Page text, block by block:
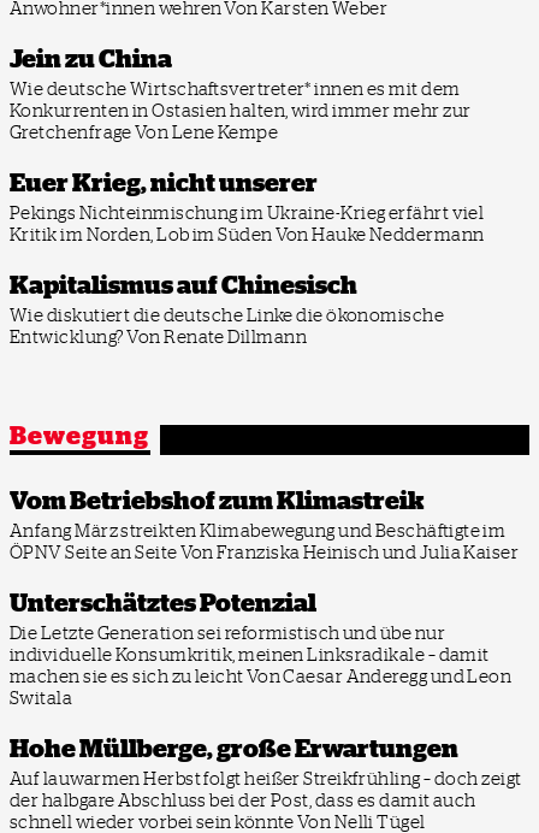
Anwohner*innen wehren Von Karsten Weber
Jein zu China
Wie deutsche Wirtschaftsvertreter* innen es mit dem
Konkurrenten in Ostasien halten, wird immer mehr zur
GretchenfrageVon Lene Kempe
Euer Krieg, nicht unserer
Pekings Nichteinmischung im Ukraine-Krieg erfährt viel
Kritik im Norden, Lob im Süden Von Hauke Neddermann
Kapitalismus auf Chinesisch
Wie diskutiert die deutsche Linke die ökonomische
Entwicklung? Von Renate Dillmann
Bewegung
Vom Betriebshof zum Klimastreik
Anfang März streikten Klimabewegung und Beschäftigte im
ÖPNV Seite an SeiteVon Franziska Heinisch und Julia Kaiser
Unterschätztes Potenzial
Die Letzte Generation sei reformistisch und übe nur
individuelle Konsumkritik, meinen Linksradikale – damit
machen sie es sich zu leichtVon Caesar Anderegg und Leon
Switala
Hohe Müllberge, große Erwartungen
Auf lauwarmen Herbst folgt heißer Streikfrühling – doch zeigt
der halbgare Abschluss bei der Post, dass es damit auch
schnell wieder vorbei sein könnteVon Nelli Tügel